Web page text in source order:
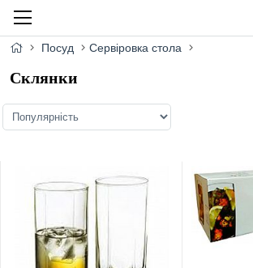
Посуд Сервіровка стола
Cклянки